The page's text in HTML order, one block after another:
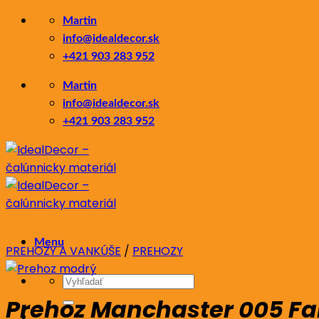
Skip
content
Martin
info@idealdecor.sk
+421 903 283 952
Martin
info@idealdecor.sk
+421 903 283 952
Menu
Hľadať:
PREHOZY A VANKÚŠE / PREHOZY
Prehoz Manchaster 005